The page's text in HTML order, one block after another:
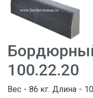
100.22.20
Вес - 86 кг. Длина -